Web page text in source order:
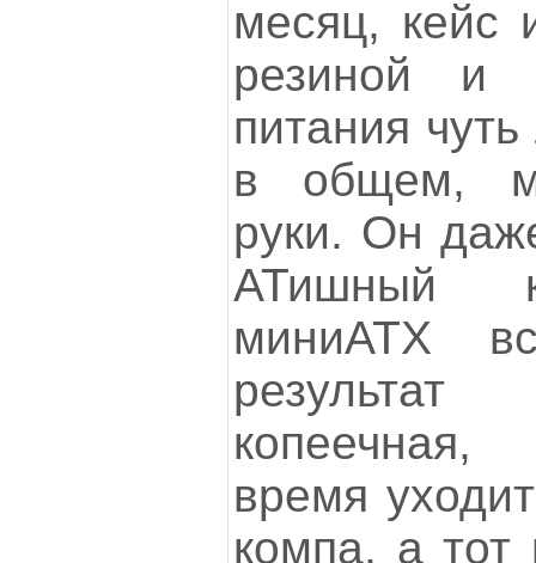
месяц, кейс
резиной и
питания
в общем,
руки. Он
АТишный
миниАТХ
время
компа, а тот